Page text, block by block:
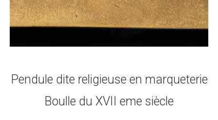
Pendule dite religieuse en marqueterie
Boulle du XVII eme siècle